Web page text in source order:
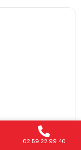
02 59 22 99 40